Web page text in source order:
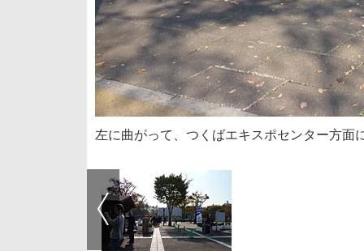
左に曲がって、つくばエキスポセンター方面